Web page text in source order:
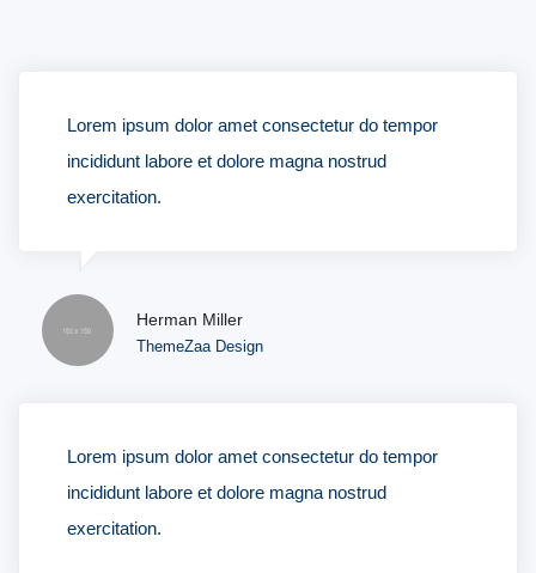
Lorem ipsum dolor amet consectetur do tempor
incididunt labore et dolore magna nostrud
exercitation.
Herman Miller
ThemeZaa Design
Lorem ipsum dolor amet consectetur do tempor
incididunt labore et dolore magna nostrud
exercitation.